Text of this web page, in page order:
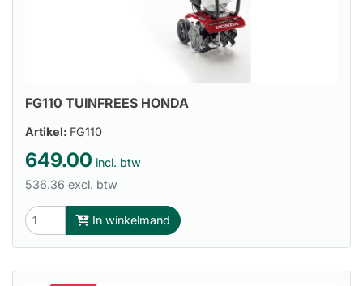
FG110 TUINFREES HONDA
Artikel: FG110
649.00 incl. btw
536.36 excl. btw
In winkelmand